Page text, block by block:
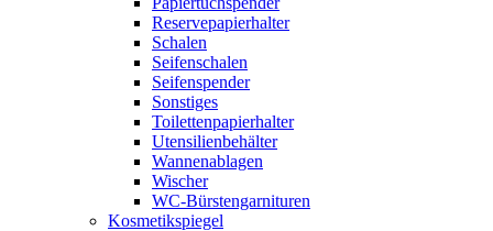
Reservepapierhalter
Schalen
Seifenschalen
Seifenspender
Sonstiges
Toilettenpapierhalter
Utensilienbehälter
Wannenablagen
Wischer
WC-Bürstengarnituren
Kosmetikspiegel